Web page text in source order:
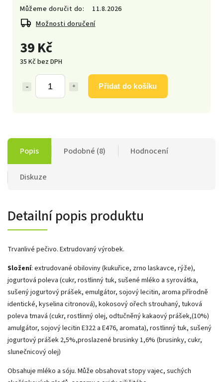
39 Kč
35 Kč bez DPH
Přidat do košíku
Můžeme doručit do:
11.8.2026
Možnosti doručení
Popis Podobné (8) Hodnocení
Diskuze
Detailní popis produktu
Trvanlivé pečivo. Extrudovaný výrobek.
Složení: extrudované obiloviny (kukuřice, zrno laskavce, rýže),
jogurtová poleva (cukr, rostlinný tuk, sušené mléko a syrovátka,
sušený jogurtový prášek, emulgátor, sojový lecitin, aroma přírodně
identické, kyselina citronová), kokosový ořech strouhaný, tuková
poleva tmavá (cukr, rostlinný olej, odtučněný kakaový prášek,(10%)
amulgátor, sojový lecitin E322 a E476, aromata), rostlinný tuk, sušený
jogurtový prášek 2,5%,proslazené brusinky 1,6% (brusinky, cukr,
slunečnicový olej)
Obsahuje mléko a sóju. Může obsahovat stopy vajec, suchých